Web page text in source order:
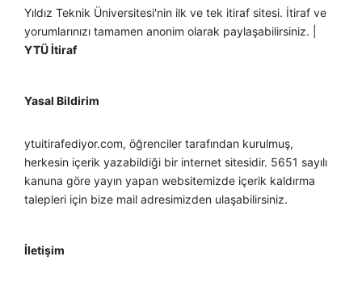
Yıldız Teknik Üniversitesi'nin ilk ve tek itiraf sitesi. İtiraf ve
yorumlarınızı tamamen anonim olarak paylaşabilirsiniz. |
YTÜ İtiraf
Yasal Bildirim
ytuitirafediyor.com, öğrenciler tarafından kurulmuş,
herkesin içerik yazabildiği bir internet sitesidir. 5651 sayılı
kanuna göre yayın yapan websitemizde içerik kaldırma
talepleri için bize mail adresimizden ulaşabilirsiniz.
İletişim